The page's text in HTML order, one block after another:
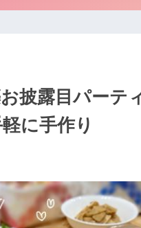
披露目パーテ
に手作り